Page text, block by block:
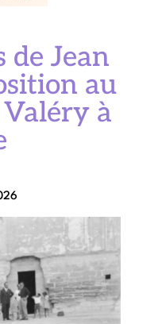
de Jean
au
à